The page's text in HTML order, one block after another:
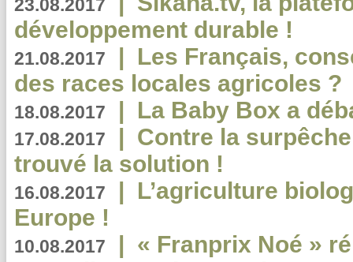
23.08.2017
développement durable !
21.08.2017 | Les Français,
des races locales agricoles ?
18.08.2017 | La Baby Box a
17.08.2017 | Contre la
trouvé la solution !
16.08.2017 | L’agriculture
Europe !
10.08.2017 | « Franprix Noé »